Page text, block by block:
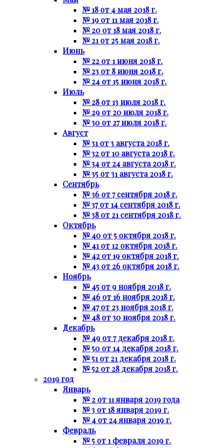
№ 18 от 4 мая 2018 г.
№ 19 от 11 мая 2018 г.
№ 20 от 18 мая 2018 г.
№ 21 от 25 мая 2018 г.
Июнь
№ 22 от 1 июня 2018 г.
№ 23 от 8 июня 2018 г.
№ 24 от 15 июня 2018 г.
Июль
№ 28 от 13 июля 2018 г.
№ 29 от 20 июля 2018 г.
№ 30 от 27 июля 2018 г.
Август
№ 31 от 3 августа 2018 г.
№ 32 от 10 августа 2018 г.
№ 34 от 24 августа 2018 г.
№ 35 от 31 августа 2018 г.
Сентябрь
№ 36 от 7 сентября 2018 г.
№ 37 от 14 сентября 2018 г.
№ 38 от 21 сентября 2018 г.
Октябрь
№ 40 от 5 октября 2018 г.
№ 41 от 12 октября 2018 г.
№ 42 от 19 октября 2018 г.
№ 43 от 26 октября 2018 г.
Ноябрь
№ 45 от 9 ноября 2018 г.
№ 46 от 16 ноября 2018 г.
№ 47 от 23 ноября 2018 г.
№ 48 от 30 ноября 2018 г.
Декабрь
№ 49 от 7 декабря 2018 г.
№ 50 от 14 декабря 2018 г.
№ 51 от 21 декабря 2018 г.
№ 52 от 28 декабря 2018 г.
2019 год
Январь
№ 2 от 11 января 2019 года
№ 3 от 18 января 2019 г.
№ 4 от 24 января 2019 г.
Февраль
№ 5 от 1 февраля 2019 г.